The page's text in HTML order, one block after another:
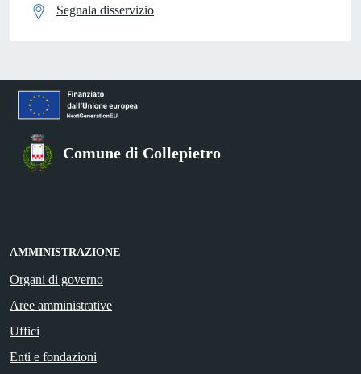
Segnala disservizio
Comune di Collepietro
AMMINISTRAZIONE
Organi di governo
Aree amministrative
Uffici
Enti e fondazioni